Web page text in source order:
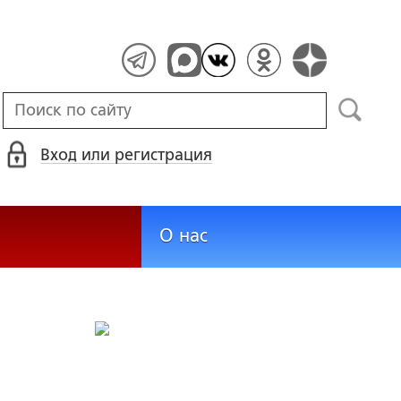
Вход или регистрация
О нас